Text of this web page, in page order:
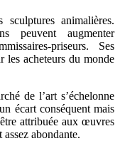
animalières.
peuvent augmenter
priseurs. Ses
les acheteurs du monde
de l’art s’échelonne
écart conséquent mais
attribuée aux œuvres
abondante.